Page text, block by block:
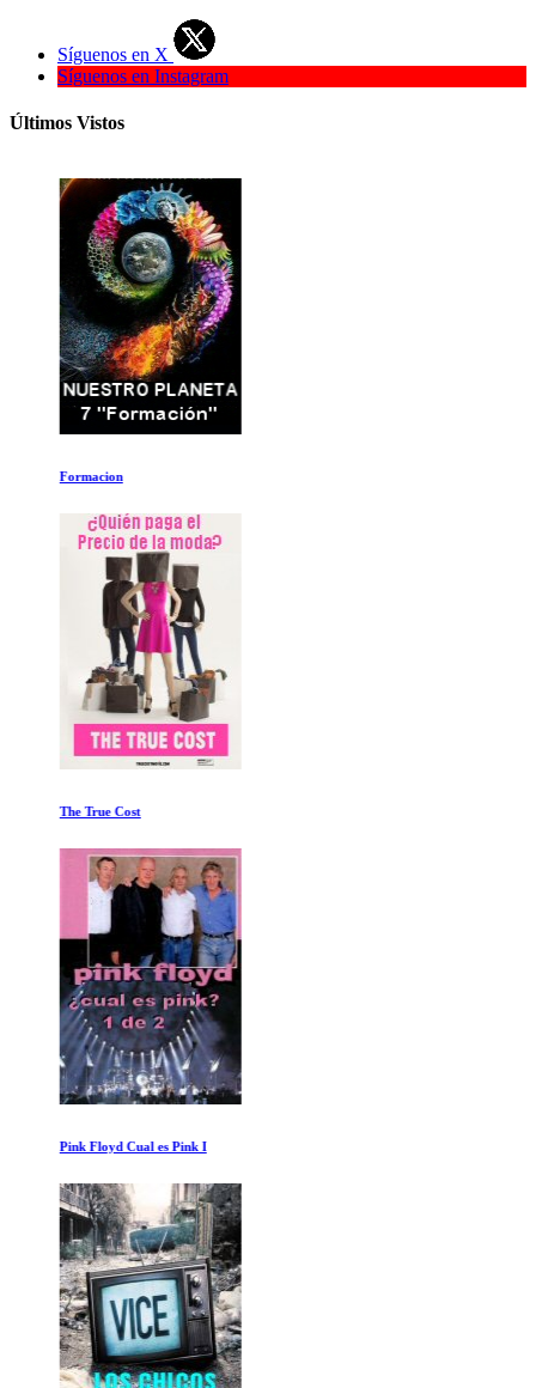
Síguenos en X
Síguenos en Instagram
Últimos Vistos
Formacion
The True Cost
Pink Floyd Cual es Pink I